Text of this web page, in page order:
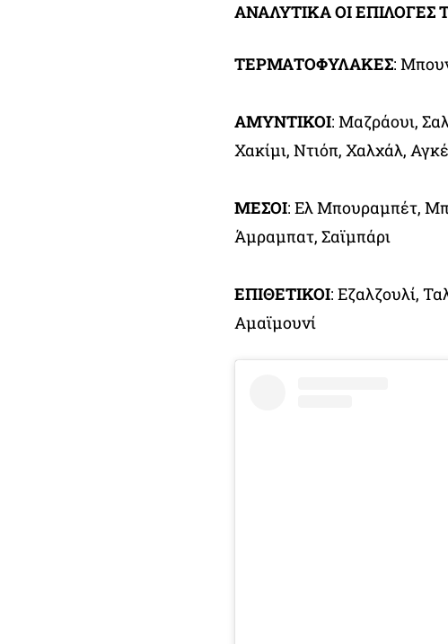
ΑΝΑΛΥΤΙΚΑ ΟΙ
ΤΕΡΜΑΤΟΦΥΛΑΚΕΣ:
ΑΜΥΝΤΙΚΟΙ: Μαζράουι,
Χακίμι, Ντιόπ, Χαλχάλ,
ΜΕΣΟΙ: Ελ Μπουραμπέτ,
Άμραμπατ, Σαϊμπάρι
ΕΠΙΘΕΤΙΚΟΙ: Εζαλζουλί,
Αμαϊμουνί